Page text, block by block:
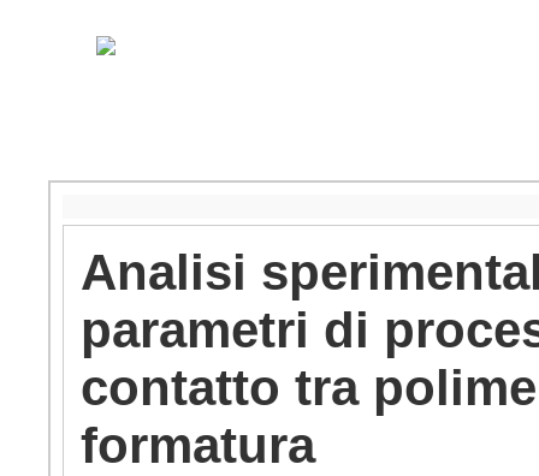
Analisi
parametri di
contatto tra
formatura